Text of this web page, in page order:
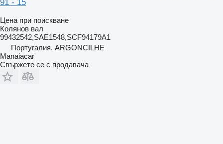
91 - 15
Цена при поискване
Колянов вал
99432542,SAE1548,SCF94179A1
Португалия, ARGONCILHE
Manaiacar
Свържете се с продавача